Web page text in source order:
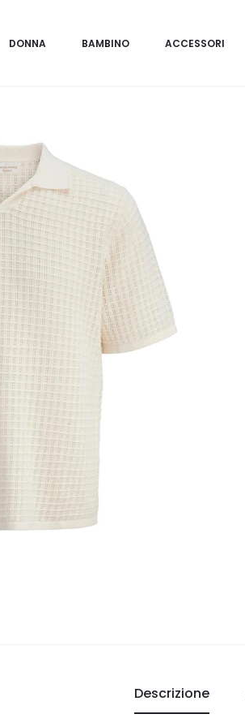
DONNA BAMBINO ACCESSORI
Descrizione